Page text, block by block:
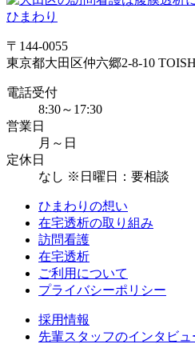
〒144-0055
東京都大田区仲六郷2-8-10
電話受付
8:30～17:30
営業日
月～日
定休日
なし ※日曜日：要相談
ひまわりの想い
在宅透析の取り組み
訪問看護
在宅透析
ご利用について
プライバシーポリシー
採用情報
先輩スタッフのインタビュ